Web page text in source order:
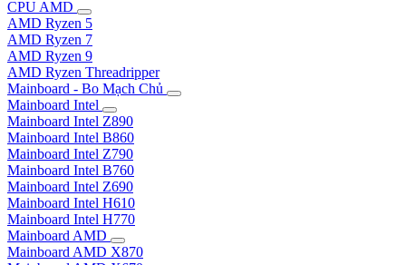
CPU AMD
AMD Ryzen 5
AMD Ryzen 7
AMD Ryzen 9
AMD Ryzen Threadripper
Mainboard - Bo Mạch Chủ
Mainboard Intel
Mainboard Intel Z890
Mainboard Intel B860
Mainboard Intel Z790
Mainboard Intel B760
Mainboard Intel Z690
Mainboard Intel H610
Mainboard Intel H770
Mainboard AMD
Mainboard AMD X870